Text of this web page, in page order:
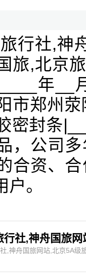
行社,神
旅,北京
年__
市郑州
密封条
，公司
合资、
。
,神舟国旅网站,北京5A级
5A级旅行社门店是密封条
封条、橡塑密封条、建